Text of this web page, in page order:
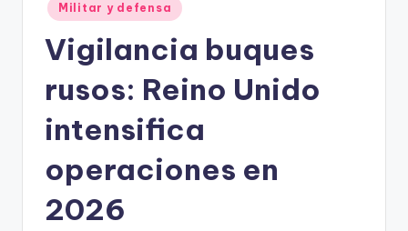
Militar y defensa
Vigilancia buques
rusos: Reino Unido
intensifica
operaciones en
2026